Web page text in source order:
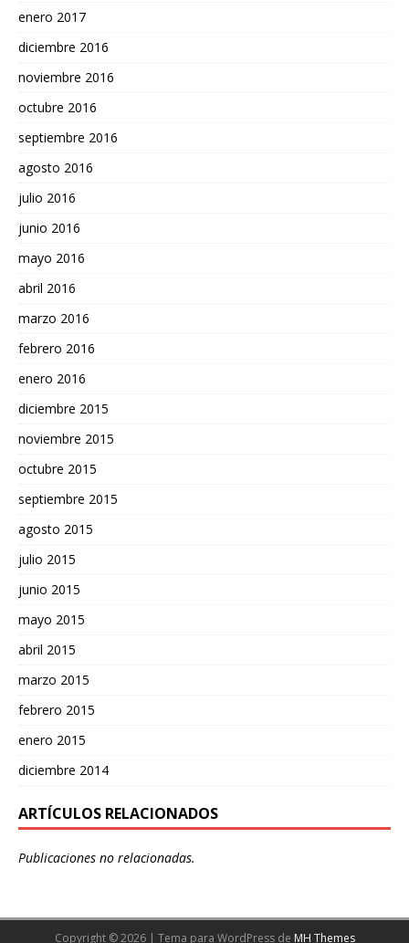
enero 2017
diciembre 2016
noviembre 2016
octubre 2016
septiembre 2016
agosto 2016
julio 2016
junio 2016
mayo 2016
abril 2016
marzo 2016
febrero 2016
enero 2016
diciembre 2015
noviembre 2015
octubre 2015
septiembre 2015
agosto 2015
julio 2015
junio 2015
mayo 2015
abril 2015
marzo 2015
febrero 2015
enero 2015
diciembre 2014
ARTÍCULOS RELACIONADOS
Publicaciones no relacionadas.
Copyright © 2026 | Tema para WordPress de MH Themes